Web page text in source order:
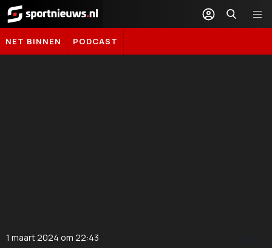
Sportnieuws.nl
NET BINNEN PODCAST
1 maart 2024 om 22:43